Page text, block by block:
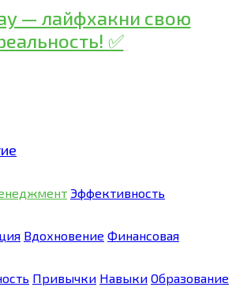
Эффективность
Вдохновение Финансовая
Привычки Навыки Образование